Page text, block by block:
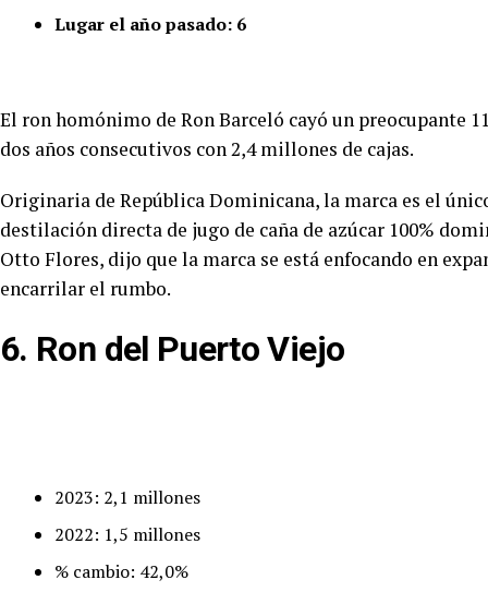
Lugar el año pasado: 6
El ron homónimo de Ron Barceló cayó un preocupante
dos años consecutivos con 2,4 millones de cajas.
Originaria de República Dominicana, la marca es el
destilación directa de jugo de caña de azúcar 100%
Otto Flores, dijo que la marca se está enfocando en
encarrilar el rumbo.
6. Ron del Puerto Viejo
2023: 2,1 millones
2022: 1,5 millones
% cambio: 42,0%